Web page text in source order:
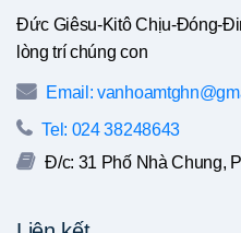
Đức Giêsu-Kitô Chịu-Đóng-
lòng trí chúng con
Email:
Tel: 024 38248643
Đ/c: 31 Phố Nhà Chung,